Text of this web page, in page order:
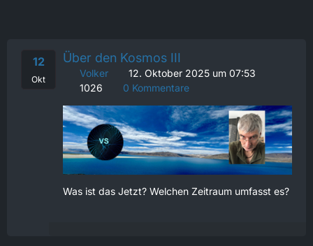
12
Okt
Über den Kosmos III
Volker
12. Oktober 2025 um 07:53
1026
0 Kommentare
Was ist das Jetzt? Welchen Zeitraum umfasst es?